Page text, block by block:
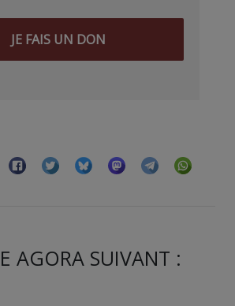
JE FAIS UN DON
AGORA SUIVANT :